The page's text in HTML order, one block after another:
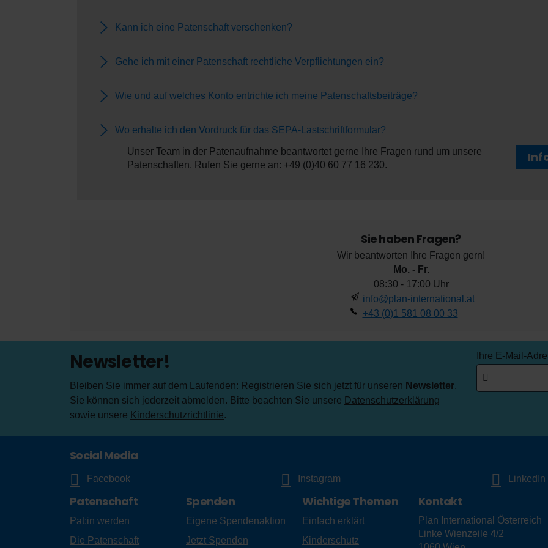
Kann ich eine Patenschaft verschenken?
Gehe ich mit einer Patenschaft rechtliche Verpflichtungen ein?
Wie und auf welches Konto entrichte ich meine Patenschaftsbeiträge?
Wo erhalte ich den Vordruck für das SEPA-Lastschriftformular?
Unser Team in der Patenaufnahme beantwortet gerne Ihre Fragen rund um unsere
Patenschaften. Rufen Sie gerne an: +49 (0)40 60 77 16 230.
Sie haben Fragen?
Wir beantworten Ihre Fragen gern!
Mo. - Fr.
08:30 - 17:00 Uhr
info@plan-international.at
+43 (0)1 581 08 00 33
Newsletter!
Bleiben Sie immer auf dem Laufenden: Registrieren Sie sich jetzt für unseren Newsletter.
Sie können sich jederzeit abmelden. Bitte beachten Sie unsere Datenschutzerklärung
sowie unsere Kinderschutzrichtlinie.
Ihre E-Mail-
Social Media
Facebook Instagram LinkedIn
Patenschaft
Pat:in werden
Die Patenschaft
Spenden
Eigene Spendenaktion
Jetzt Spenden
Wichtige Themen
Einfach erklärt
Kinderschutz
Kontakt
Plan International Österreich
Linke Wienzeile 4/2